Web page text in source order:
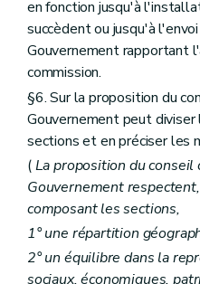
Art. 240
Art. 241
Art. 242
Art. 243
Art. 244
Chapitre IV Des
Art. 245
Art. 246
Art. 247
Art. 248
Chapitre V Des
Art. 249
Chapitre VI Des
Art. 250
Art. 251
Chapitre VII
Des
en fonction jusqu'à
succèdent ou jusqu'à
Gouvernement rapportant
commission.
§6. Sur la proposition du
Gouvernement peut diviser
sections et en préciser les
(La proposition du
Gouvernement
composant les sections,
1° une répartition
2° un équilibre dans la
sociaux, économiques,